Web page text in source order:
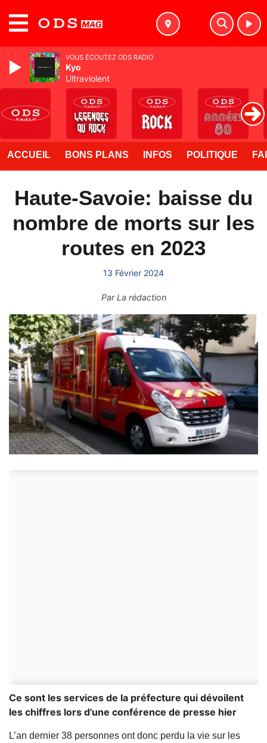
ACCUEIL BONS PLANS INFOS POLITIQUE
Haute-Savoie: baisse du
nombre de morts sur les
routes en 2023
13 Février 2024
ParLa rédaction
Ce sont les services de la préfecture qui dévoilent
les chiffres lors d'une conférence de presse hier
L’an dernier 38 personnes ont donc perdu la vie sur les
VOUS ÉCOUTEZ ODS RADIO
Kyo
Ultraviolent